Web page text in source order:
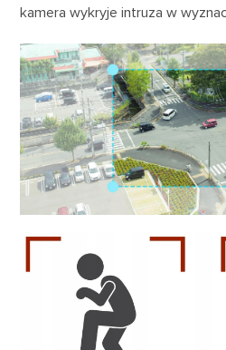
kamera wykryje intruza w